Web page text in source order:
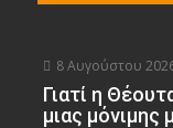
8 Αυγούστου
Γιατί η
μιας μόνιμης